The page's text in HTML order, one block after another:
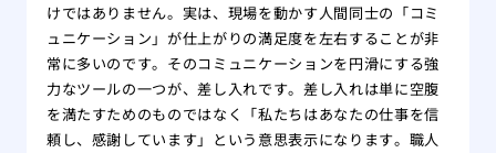
けではありません。実は、現場を動かす人間同士の「コミ
ュニケーション」が仕上がりの満足度を左右することが非
常に多いのです。そのコミュニケーションを円滑にする強
力なツールの一つが、差し入れです。差し入れは単に空腹
を満たすためのものではなく「私たちはあなたの仕事を信
頼し、感謝しています」という意思表示になります。職人